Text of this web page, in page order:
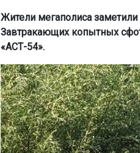
Жители мегаполиса
Завтракающих копытных
«АСТ-54».